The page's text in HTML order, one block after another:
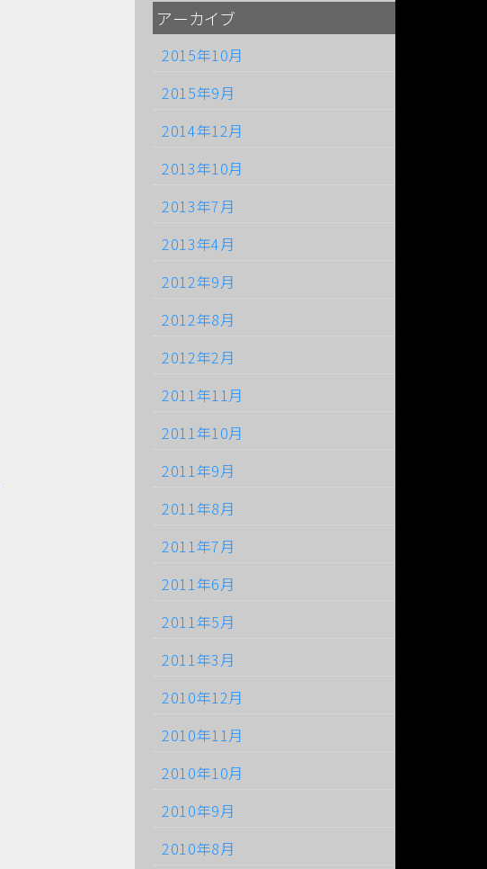
アーカイブ
2015年10月
2015年9月
2014年12月
2013年10月
2013年7月
2013年4月
2012年9月
2012年8月
2012年2月
2011年11月
2011年10月
2011年9月
2011年8月
2011年7月
2011年6月
2011年5月
2011年3月
2010年12月
2010年11月
2010年10月
2010年9月
2010年8月